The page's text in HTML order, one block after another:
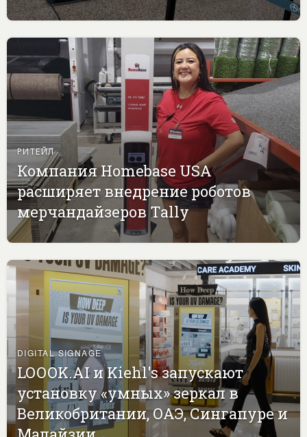
РИТЕЙЛ
Компания Homebase USA
расширяет внедрение роботов
мерчандайзеров Tally
DIGITAL SIGNAGE
LOOOK.AI и Kiehl's запускают
установку «умных» зеркал в
Великобритании, ОАЭ, Сингапуре и